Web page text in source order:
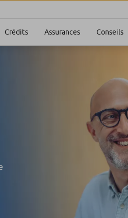
Crédits Assurances Conseils